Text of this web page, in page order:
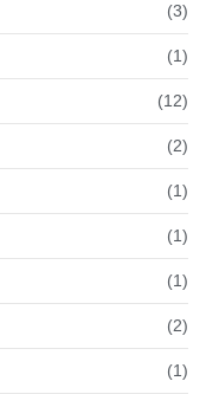
(3)
(1)
(12)
(2)
(1)
(1)
(1)
(2)
(1)